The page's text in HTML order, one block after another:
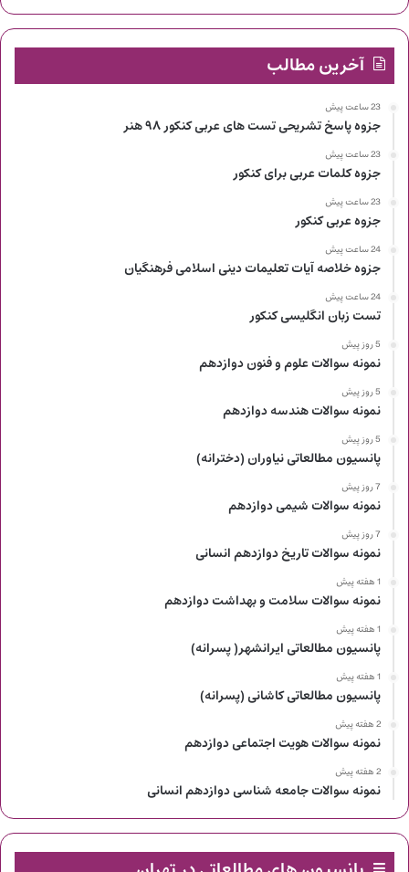
آخرین مطالب
23 ساعت پیش
جزوه پاسخ تشریحی تست های عربی کنکور ۹۸ هنر
23 ساعت پیش
جزوه کلمات عربی برای کنکور
23 ساعت پیش
جزوه عربی کنکور
24 ساعت پیش
جزوه خلاصه آیات تعلیمات دینی اسلامی فرهنگیان
24 ساعت پیش
تست زبان انگلیسی کنکور
5 روز پیش
نمونه سوالات علوم و فنون دوازدهم
5 روز پیش
نمونه سوالات هندسه دوازدهم
5 روز پیش
پانسیون مطالعاتی نیاوران (دخترانه)
7 روز پیش
نمونه سوالات شیمی دوازدهم
7 روز پیش
نمونه سوالات تاریخ دوازدهم انسانی
1 هفته پیش
نمونه سوالات سلامت و بهداشت دوازدهم
1 هفته پیش
پانسیون مطالعاتی ایرانشهر( پسرانه)
1 هفته پیش
پانسیون مطالعاتی کاشانی (پسرانه)
2 هفته پیش
نمونه سوالات هویت اجتماعی دوازدهم
2 هفته پیش
نمونه سوالات جامعه شناسی دوازدهم انسانی